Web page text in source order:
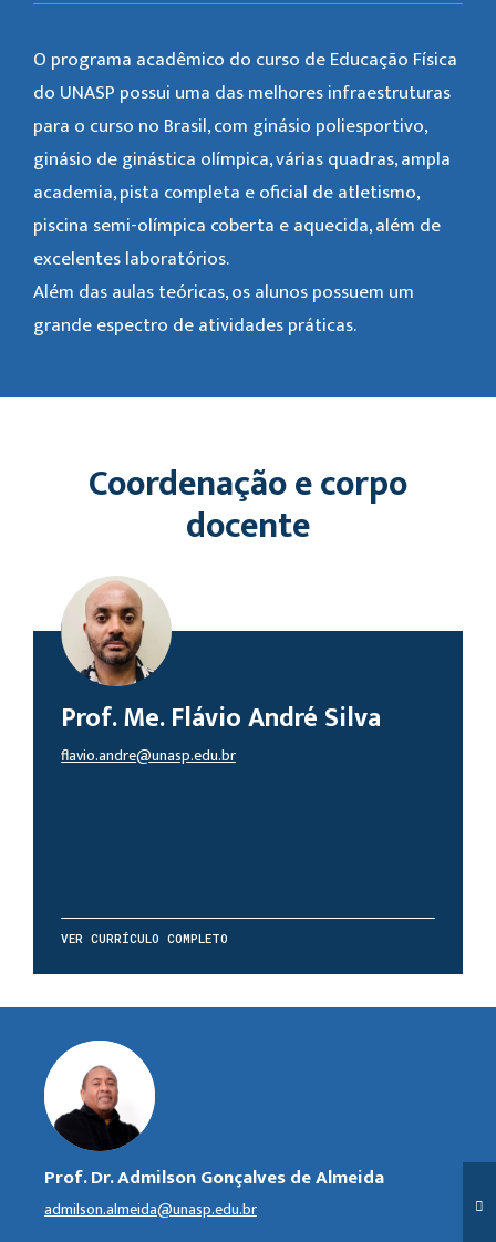
O programa acadêmico do curso de Educação Física
do UNASP possui uma das melhores infraestruturas
para o curso no Brasil, com ginásio poliesportivo,
ginásio de ginástica olímpica, várias quadras, ampla
academia, pista completa e oficial de atletismo,
piscina semi-olímpica coberta e aquecida, além de
excelentes laboratórios.
Além das aulas teóricas, os alunos possuem um
grande espectro de atividades práticas.
Coordenação e corpo
docente
Prof. Me. Flávio André Silva
flavio.andre@unasp.edu.br
VER CURRÍCULO COMPLETO
Prof. Dr. Admilson Gonçalves de Almeida
admilson.almeida@unasp.edu.br